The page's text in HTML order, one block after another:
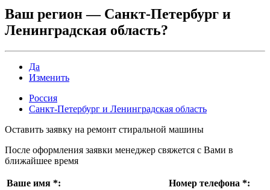
Ваш регион — Санкт-Петербург и
Ленинградская область?
Да
Изменить
Россия
Санкт-Петербург и Ленинградская область
Оставить заявку на ремонт стиральной машины
После оформления заявки менеджер свяжется с Вами в
ближайшее время
Ваше имя *: Номер телефона *: